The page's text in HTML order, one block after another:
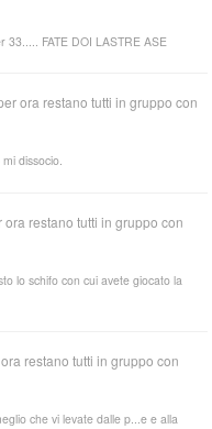
33..... FATE DOI LASTRE ASE
ora restano tutti in gruppo con
dissocio.
restano tutti in gruppo con
lo schifo con cui avete giocato la
restano tutti in gruppo con
che vi levate dalle p...e e alla